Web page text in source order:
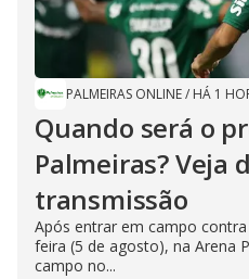
PALMEIRAS ONLINE/ HÁ 1
Quando será o
Palmeiras? Veja
transmissão
Após entrar em campo
feira (5 de agosto), na Arena
campo no...